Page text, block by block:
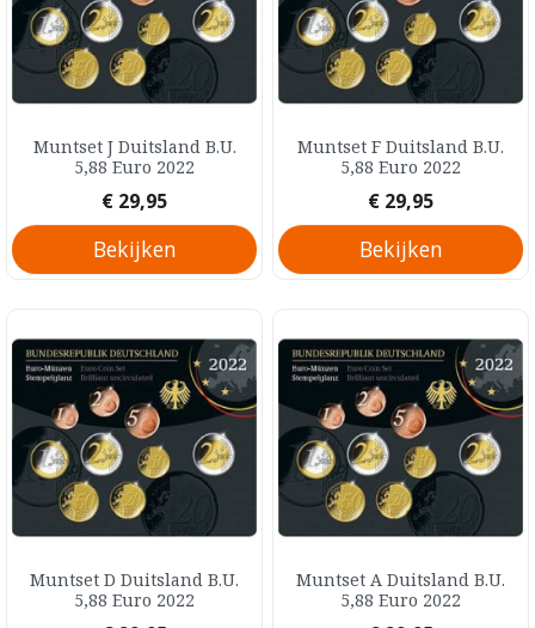
Muntset J Duitsland B.U.
5,88 Euro 2022
Prijs
€ 29,95
Bekijken
Muntset F Duitsland B.U.
5,88 Euro 2022
Prijs
€ 29,95
Bekijken
Muntset D Duitsland B.U.
5,88 Euro 2022
Muntset A Duitsland B.U.
5,88 Euro 2022